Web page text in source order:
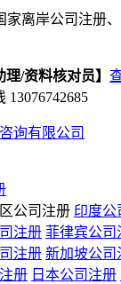
家离岸公司注册
/资料核对员】
13076742685
公司注册 印度公
注册 菲律宾公司
注册 新加坡公司
册 日本公司注册